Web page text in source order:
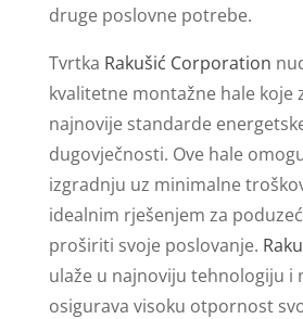
druge poslovne potrebe.
Tvrtka Rakušić Corporation
kvalitetne montažne hale koje
najnovije standarde
dugovječnosti. Ove hale
izgradnju uz minimalne
idealnim rješenjem za
proširiti svoje poslovanje.
ulaže u najnoviju tehnologiju i
osigurava visoku otpornost